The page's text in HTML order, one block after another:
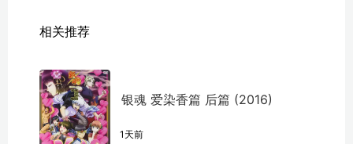
相关推荐
银魂 爱染香篇 后篇 (2016)
1天前